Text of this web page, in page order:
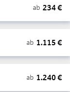
ab 234€
ab 1.115 €
ab 1.240€